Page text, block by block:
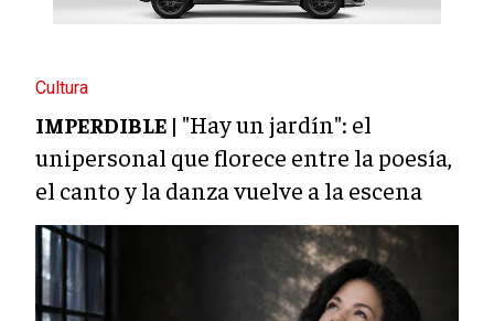
Cultura
IMPERDIBLE | "Hay un jardín": el
unipersonal que florece entre la poesía,
el canto y la danza vuelve a la escena